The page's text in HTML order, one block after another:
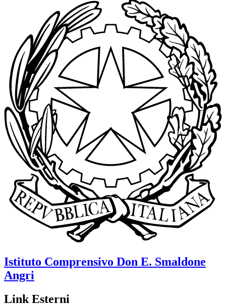
Istituto Comprensivo Don E. Smaldone
Angri
Link Esterni